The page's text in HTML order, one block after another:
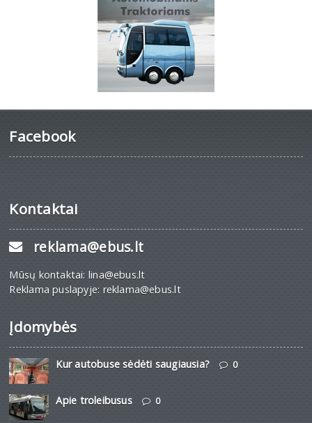
Facebook
Kontaktai
reklama@ebus.lt
Mūsų kontaktai: lina@ebus.lt
Reklama puslapyje: reklama@ebus.lt
Įdomybės
Kur autobuse sėdėti saugiausia? 0
Apie troleibusus 0